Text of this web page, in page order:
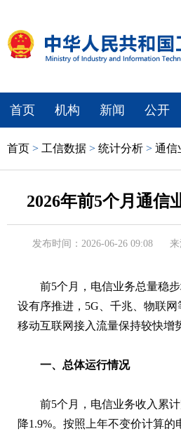
首页 机构 新闻 公开
首页 > 工信数据 > 统计分析 > 通信
2026年前5个月通信
发布时间：2026-06-26 09:08
前5个月，电信业务总量稳
设有序推进，5G、千兆、物联网
移动互联网接入流量保持较快增
一、总体运行情况
前5个月，电信业务收入累
降1.9%。按照上年不变价计算的